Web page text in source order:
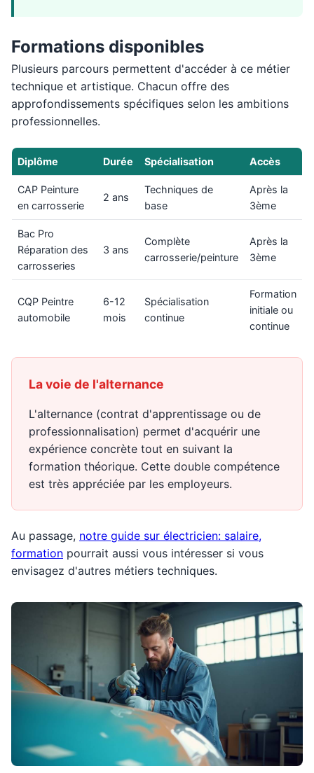
Formations disponibles
Plusieurs parcours permettent d'accéder à ce métier
technique et artistique. Chacun offre des
approfondissements spécifiques selon les ambitions
professionnelles.
Diplôme Durée Spécialisation Accès
CAP Peinture
en carrosserie
2 ans
Techniques de
base
Après la
3ème
Bac Pro
Réparation des
carrosseries
3 ans
Complète
carrosserie/peinture
Après la
3ème
CQP Peintre
automobile
6-12
mois
Spécialisation
continue
Formation
initiale ou
continue
La voie de l'alternance
L'alternance (contrat d'apprentissage ou de
professionnalisation) permet d'acquérir une
expérience concrète tout en suivant la
formation théorique. Cette double compétence
est très appréciée par les employeurs.
Au passage, notre guide sur électricien: salaire,
formation pourrait aussi vous intéresser si vous
envisagez d'autres métiers techniques.